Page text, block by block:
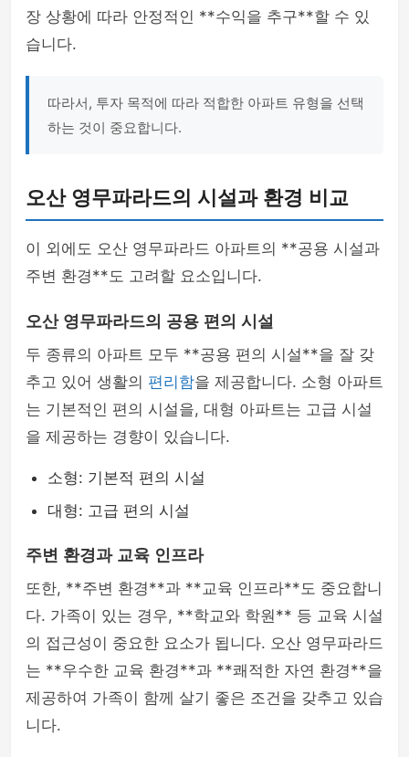
장 상황에 따라 안정적인 **수익을 추구**할 수 있
습니다.
따라서, 투자 목적에 따라 적합한 아파트 유형을 선택
하는 것이 중요합니다.
오산 영무파라드의 시설과 환경 비교
이 외에도 오산 영무파라드 아파트의 **공용 시설과
주변 환경**도 고려할 요소입니다.
오산 영무파라드의 공용 편의 시설
두 종류의 아파트 모두 **공용 편의 시설**을 잘 갖
추고 있어 생활의 편리함을 제공합니다. 소형 아파트
는 기본적인 편의 시설을, 대형 아파트는 고급 시설
을 제공하는 경향이 있습니다.
소형: 기본적 편의 시설
대형: 고급 편의 시설
주변 환경과 교육 인프라
또한, **주변 환경**과 **교육 인프라**도 중요합니
다. 가족이 있는 경우, **학교와 학원** 등 교육 시설
의 접근성이 중요한 요소가 됩니다. 오산 영무파라드
는 **우수한 교육 환경**과 **쾌적한 자연 환경**을
제공하여 가족이 함께 살기 좋은 조건을 갖추고 있습
니다.